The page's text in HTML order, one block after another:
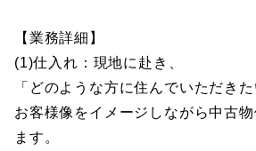
【業務詳細】
(1)仕入れ：現地に赴き、
「どのような方に住んでいただきた
お客様像をイメージしながら中古
ます。